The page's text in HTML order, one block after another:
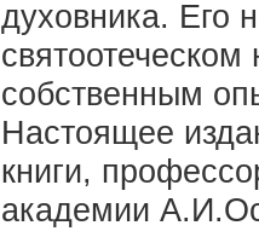
духовника. Его
собственным
Настоящее
книги,
академии